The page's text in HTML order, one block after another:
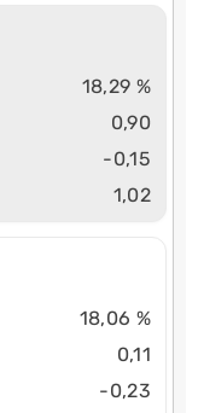
18,29 %
0,90
-0,15
1,02
18,06 %
0,11
-0,23